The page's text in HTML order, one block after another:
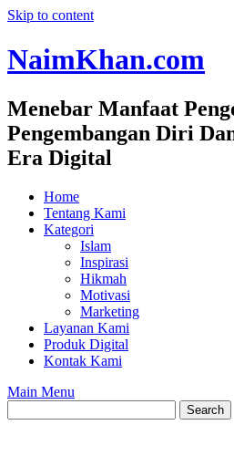
Skip to content
NaimKhan.com
Menebar Manfaat
Pengembangan Diri
Era Digital
Home
Tentang Kami
Kategori
Islam
Inspirasi
Hikmah
Motivasi
Marketing
Layanan Kami
Produk Digital
Kontak Kami
Main Menu